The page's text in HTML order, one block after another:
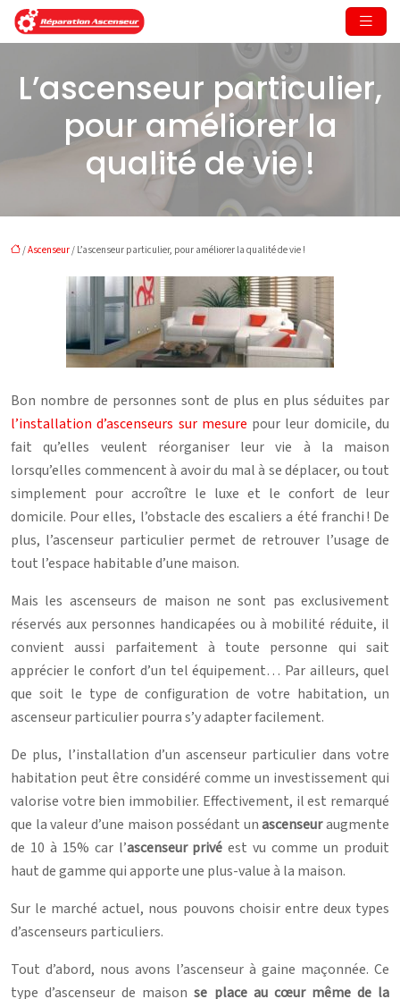
L’ascenseur particulier,
pour améliorer la
qualité de vie !
/Ascenseur / L’ascenseur particulier, pour améliorer la qualité de vie !
Bon nombre de personnes sont de plus en plus séduites par
l’installation d’ascenseurs sur mesure pour leur domicile, du
fait qu’elles veulent réorganiser leur vie à la maison
lorsqu’elles commencent à avoir du mal à se déplacer, ou tout
simplement pour accroître le luxe et le confort de leur
domicile. Pour elles, l’obstacle des escaliers a été franchi ! De
plus, l’ascenseur particulier permet de retrouver l’usage de
tout l’espace habitable d’une maison.
Mais les ascenseurs de maison ne sont pas exclusivement
réservés aux personnes handicapées ou à mobilité réduite, il
convient aussi parfaitement à toute personne qui sait
apprécier le confort d’un tel équipement… Par ailleurs, quel
que soit le type de configuration de votre habitation, un
ascenseur particulier pourra s’y adapter facilement.
De plus, l’installation d’un ascenseur particulier dans votre
habitation peut être considéré comme un investissement qui
valorise votre bien immobilier. Effectivement, il est remarqué
que la valeur d’une maison possédant unascenseuraugmente
de 10 à 15% car l’ascenseur privé est vu comme un produit
haut de gamme qui apporte une plus-value à la maison.
Sur le marché actuel, nous pouvons choisir entre deux types
d’ascenseurs particuliers.
Tout d’abord, nous avons l’ascenseur à gaine maçonnée. Ce
type d’ascenseur de maisonse place au cœur même de la